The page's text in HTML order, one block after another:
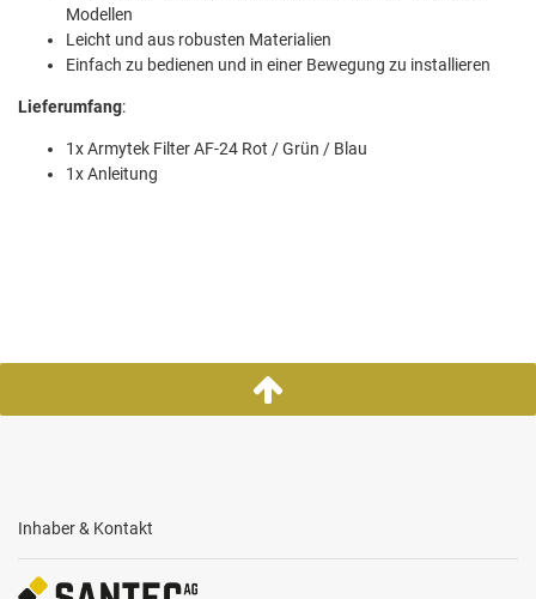
Modellen
Leicht und aus robusten Materialien
Einfach zu bedienen und in einer Bewegung zu installieren
Lieferumfang:
1x Armytek Filter AF-24 Rot / Grün / Blau
1x Anleitung
Inhaber & Kontakt